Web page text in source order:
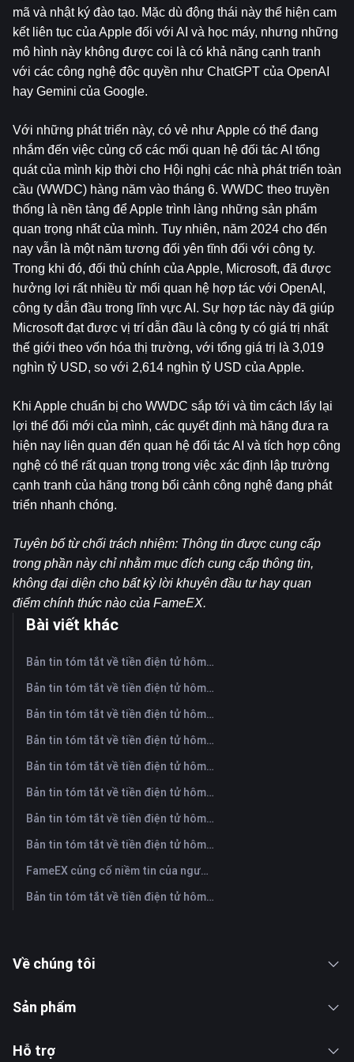
mã và nhật ký đào tạo. Mặc dù động thái này thể hiện cam
kết liên tục của Apple đối với AI và học máy, nhưng những
mô hình này không được coi là có khả năng cạnh tranh
với các công nghệ độc quyền như ChatGPT của OpenAI
hay Gemini của Google.
Với những phát triển này, có vẻ như Apple có thể đang
nhắm đến việc củng cố các mối quan hệ đối tác AI tổng
quát của mình kịp thời cho Hội nghị các nhà phát triển toàn
cầu (WWDC) hàng năm vào tháng 6. WWDC theo truyền
thống là nền tảng để Apple trình làng những sản phẩm
quan trọng nhất của mình. Tuy nhiên, năm 2024 cho đến
nay vẫn là một năm tương đối yên tĩnh đối với công ty.
Trong khi đó, đối thủ chính của Apple, Microsoft, đã được
hưởng lợi rất nhiều từ mối quan hệ hợp tác với OpenAI,
công ty dẫn đầu trong lĩnh vực AI. Sự hợp tác này đã giúp
Microsoft đạt được vị trí dẫn đầu là công ty có giá trị nhất
thế giới theo vốn hóa thị trường, với tổng giá trị là 3,019
nghìn tỷ USD, so với 2,614 nghìn tỷ USD của Apple.
Khi Apple chuẩn bị cho WWDC sắp tới và tìm cách lấy lại
lợi thế đổi mới của mình, các quyết định mà hãng đưa ra
hiện nay liên quan đến quan hệ đối tác AI và tích hợp công
nghệ có thể rất quan trọng trong việc xác định lập trường
cạnh tranh của hãng trong bối cảnh công nghệ đang phát
triển nhanh chóng.
Tuyên bố từ chối trách nhiệm: Thông tin được cung cấp
trong phần này chỉ nhằm mục đích cung cấp thông tin,
không đại diện cho bất kỳ lời khuyên đầu tư hay quan
điểm chính thức nào của FameEX.
Bài viết khác
Bản tin tóm tắt về tiền điện tử hôm nay trên FameEX | Ngày 7 tháng 8 năm 2026
Bản tin tóm tắt về tiền điện tử hôm nay trên FameEX | Ngày 6 tháng 8 năm 2026
Bản tin tóm tắt về tiền điện tử hôm nay trên FameEX | Ngày 5 tháng 8 năm 2026
Bản tin tóm tắt về tiền điện tử hôm nay trên FameEX | Ngày 4 tháng 8 năm 2026
Bản tin tóm tắt về tiền điện tử hôm nay trên FameEX | Ngày 3 tháng 8 năm 2026
Bản tin tóm tắt về tiền điện tử hôm nay trên FameEX | Ngày 31 tháng 7 năm 2026
Bản tin tóm tắt về tiền điện tử hôm nay trên FameEX | Ngày 30 tháng 7 năm 2026
Bản tin tóm tắt về tiền điện tử hôm nay trên FameEX | Ngày 29 tháng 7 năm 2026
FameEX củng cố niềm tin của người dùng thông qua tám năm hoạt động ổn định và tăng trưởng toàn cầu
Bản tin tóm tắt về tiền điện tử hôm nay trên FameEX | Ngày 28 tháng 7 năm 2026
Về chúng tôi
Sản phẩm
Hỗ trợ